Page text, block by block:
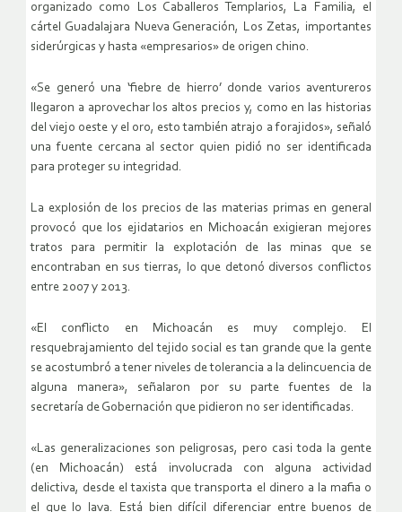
organizado como Los Caballeros Templarios, La Familia, el
cártel Guadalajara Nueva Generación, Los Zetas, importantes
siderúrgicas y hasta «empresarios» de origen chino.
«Se generó una ‘fiebre de hierro’ donde varios aventureros
llegaron a aprovechar los altos precios y, como en las historias
del viejo oeste y el oro, esto también atrajo a forajidos», señaló
una fuente cercana al sector quien pidió no ser identificada
para proteger su integridad.
La explosión de los precios de las materias primas en general
provocó que los ejidatarios en Michoacán exigieran mejores
tratos para permitir la explotación de las minas que se
encontraban en sus tierras, lo que detonó diversos conflictos
entre 2007 y 2013.
«El conflicto en Michoacán es muy complejo. El
resquebrajamiento del tejido social es tan grande que la gente
se acostumbró a tener niveles de tolerancia a la delincuencia de
alguna manera», señalaron por su parte fuentes de la
secretaría de Gobernación que pidieron no ser identificadas.
«Las generalizaciones son peligrosas, pero casi toda la gente
(en Michoacán) está involucrada con alguna actividad
delictiva, desde el taxista que transporta el dinero a la mafia o
el que lo lava. Está bien difícil diferenciar entre buenos de